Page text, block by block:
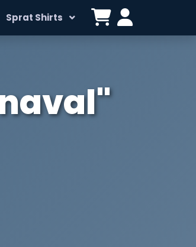
Sprat Shirts